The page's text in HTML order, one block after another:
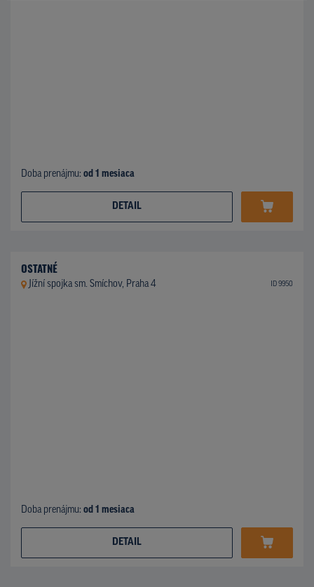
Doba prenájmu: od 1 mesiaca
DETAIL
OSTATNÉ
Jížní spojka sm. Smíchov, Praha 4 ID 9950
Doba prenájmu: od 1 mesiaca
DETAIL